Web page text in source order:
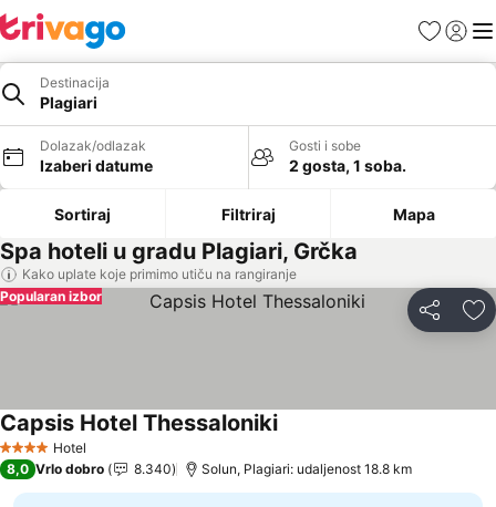
FavoritiPrijavi
Destinacija
Plagiari
Dolazak/odlazak
Izaberi datume
Gosti i sobe
2 gosta, 1 soba.
Sortiraj Filtriraj Mapa
Spa hoteli u gradu Plagiari, Grčka
Kako uplate koje primimo utiču na rangiranje
Deli
Popularan izbor
4 ZvezdiceHotel
Capsis Hotel Thessaloniki
8,0 Vrlo dobro 8.340 Solun, Plagiari: udaljenost 18.8 km